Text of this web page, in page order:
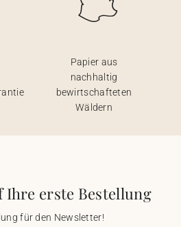
Papier aus
nachhaltig
bewirtschafteten
Wäldern
Ihre erste Bestellung
für den Newsletter!